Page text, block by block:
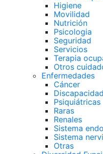
Higiene
Movilidad
Nutrición
Psicologia
Seguridad
Servicios
Terapia
Otros
Enfermedades
Cáncer
Psiquiátricas
Raras
Renales
Sistema
Sistema
Otras